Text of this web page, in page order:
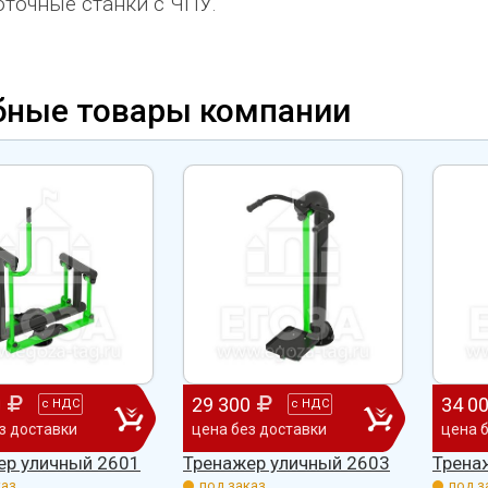
товары компании
с НДС
доставки
уличный 2601
29 300 с НДС
цена без доставки
Тренажер уличный 2603
34
цена